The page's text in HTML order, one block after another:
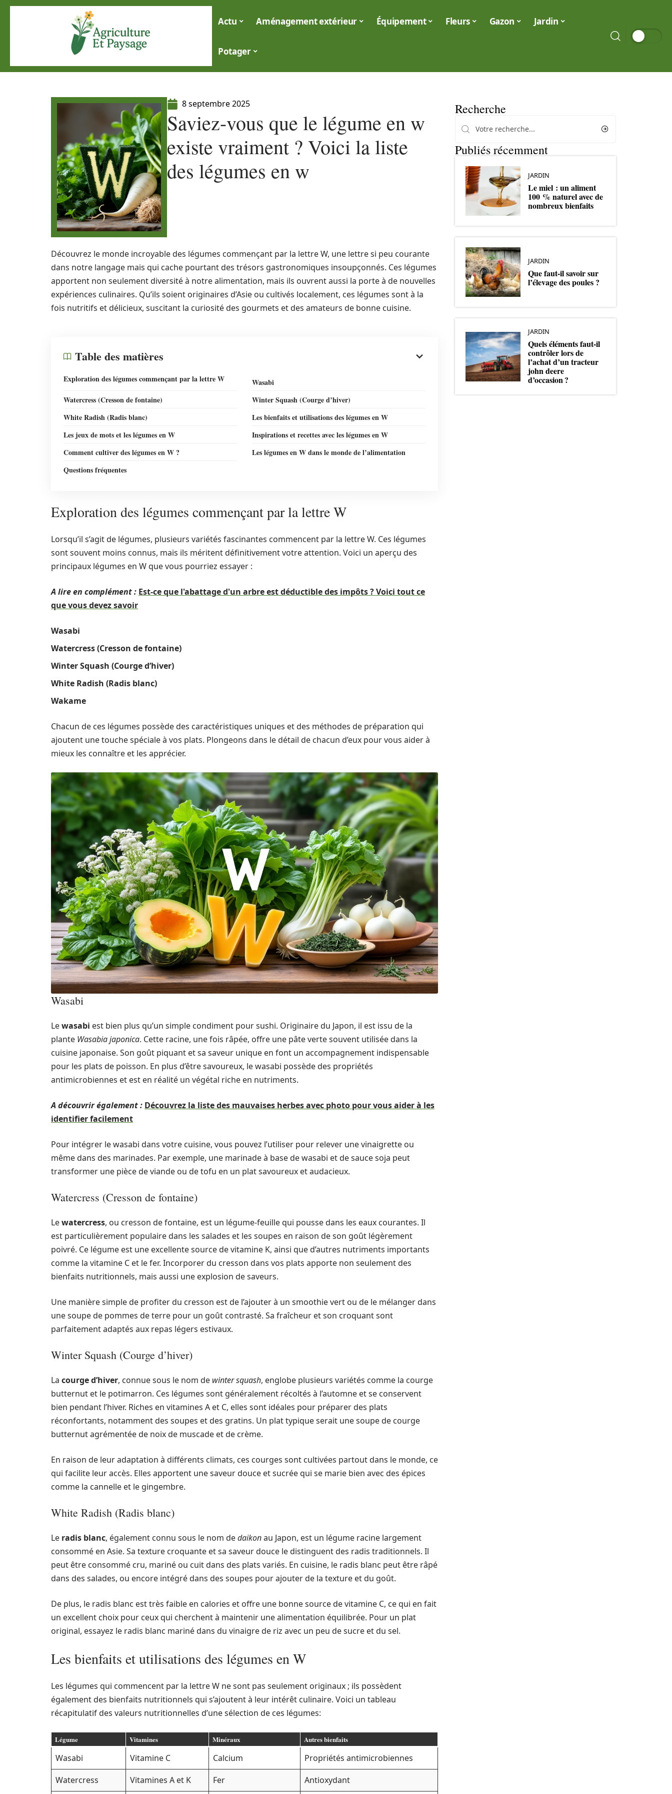
Actu Aménagement extérieur Équipement Fleurs Gazon Jardin
Potager
8 septembre 2025
Saviez-vous que le légume en w
existe vraiment ? Voici la liste
des légumes en w
Découvrez le monde incroyable des légumes commençant par la lettre W, une lettre si peu courante
dans notre langage mais qui cache pourtant des trésors gastronomiques insoupçonnés. Ces légumes
apportent non seulement diversité à notre alimentation, mais ils ouvrent aussi la porte à de nouvelles
expériences culinaires. Qu’ils soient originaires d’Asie ou cultivés localement, ces légumes sont à la
fois nutritifs et délicieux, suscitant la curiosité des gourmets et des amateurs de bonne cuisine.
Table des matières
Exploration des légumes commençant par la lettre W
Wasabi
Watercress (Cresson de fontaine)
Winter Squash (Courge d’hiver)
White Radish (Radis blanc)
Les bienfaits et utilisations des légumes en W
Les jeux de mots et les légumes en W
Inspirations et recettes avec les légumes en W
Comment cultiver des légumes en W ?
Les légumes en W dans le monde de l’alimentation
Questions fréquentes
Exploration des légumes commençant par la lettre W
Lorsqu’il s’agit de légumes, plusieurs variétés fascinantes commencent par la lettre W. Ces légumes
sont souvent moins connus, mais ils méritent définitivement votre attention. Voici un aperçu des
principaux légumes en W que vous pourriez essayer :
A lire en complément : Est-ce que l'abattage d'un arbre est déductible des impôts ? Voici tout ce
que vous devez savoir
Wasabi
Watercress (Cresson de fontaine)
Winter Squash (Courge d’hiver)
White Radish (Radis blanc)
Wakame
Chacun de ces légumes possède des caractéristiques uniques et des méthodes de préparation qui
ajoutent une touche spéciale à vos plats. Plongeons dans le détail de chacun d’eux pour vous aider à
mieux les connaître et les apprécier.
Wasabi
Lewasabi est bien plus qu’un simple condiment pour sushi. Originaire du Japon, il est issu de la
plante Wasabia japonica. Cette racine, une fois râpée, offre une pâte verte souvent utilisée dans la
cuisine japonaise. Son goût piquant et sa saveur unique en font un accompagnement indispensable
pour les plats de poisson. En plus d’être savoureux, le wasabi possède des propriétés
antimicrobiennes et est en réalité un végétal riche en nutriments.
A découvrir également : Découvrez la liste des mauvaises herbes avec photo pour vous aider à les
identifier facilement
Pour intégrer le wasabi dans votre cuisine, vous pouvez l’utiliser pour relever une vinaigrette ou
même dans des marinades. Par exemple, une marinade à base de wasabi et de sauce soja peut
transformer une pièce de viande ou de tofu en un plat savoureux et audacieux.
Watercress (Cresson de fontaine)
Lewatercress, ou cresson de fontaine, est un légume-feuille qui pousse dans les eaux courantes. Il
est particulièrement populaire dans les salades et les soupes en raison de son goût légèrement
poivré. Ce légume est une excellente source de vitamine K, ainsi que d’autres nutriments importants
comme la vitamine C et le fer. Incorporer du cresson dans vos plats apporte non seulement des
bienfaits nutritionnels, mais aussi une explosion de saveurs.
Une manière simple de profiter du cresson est de l’ajouter à un smoothie vert ou de le mélanger dans
une soupe de pommes de terre pour un goût contrasté. Sa fraîcheur et son croquant sont
parfaitement adaptés aux repas légers estivaux.
Winter Squash (Courge d’hiver)
La courge d’hiver, connue sous le nom de winter squash, englobe plusieurs variétés comme la courge
butternut et le potimarron. Ces légumes sont généralement récoltés à l’automne et se conservent
bien pendant l’hiver. Riches en vitamines A et C, elles sont idéales pour préparer des plats
réconfortants, notamment des soupes et des gratins. Un plat typique serait une soupe de courge
butternut agrémentée de noix de muscade et de crème.
En raison de leur adaptation à différents climats, ces courges sont cultivées partout dans le monde, ce
qui facilite leur accès. Elles apportent une saveur douce et sucrée qui se marie bien avec des épices
comme la cannelle et le gingembre.
White Radish (Radis blanc)
Le radis blanc, également connu sous le nom dedaikonau Japon, est un légume racine largement
consommé en Asie. Sa texture croquante et sa saveur douce le distinguent des radis traditionnels. Il
peut être consommé cru, mariné ou cuit dans des plats variés. En cuisine, le radis blanc peut être râpé
dans des salades, ou encore intégré dans des soupes pour ajouter de la texture et du goût.
De plus, le radis blanc est très faible en calories et offre une bonne source de vitamine C, ce qui en fait
un excellent choix pour ceux qui cherchent à maintenir une alimentation équilibrée. Pour un plat
original, essayez le radis blanc mariné dans du vinaigre de riz avec un peu de sucre et du sel.
Les bienfaits et utilisations des légumes en W
Les légumes qui commencent par la lettre W ne sont pas seulement originaux ; ils possèdent
également des bienfaits nutritionnels qui s’ajoutent à leur intérêt culinaire. Voici un tableau
récapitulatif des valeurs nutritionnelles d’une sélection de ces légumes:
Légume Vitamines Minéraux Autres bienfaits
Wasabi Vitamine C Calcium
Propriétés antimicrobiennes
Watercress
Vitamines A et K Fer Antioxydant
Recherche
Publiés récemment
JARDIN
Le miel : un aliment
100 % naturel avec de
nombreux bienfaits
JARDIN
Que faut-il savoir sur
l’élevage des poules ?
JARDIN
Quels éléments faut-il
contrôler lors de
l’achat d’un tracteur
john deere
d’occasion ?